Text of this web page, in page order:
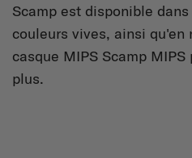
Scamp est disponible
couleurs vives, ainsi qu'en
casque MIPS Scamp
plus.